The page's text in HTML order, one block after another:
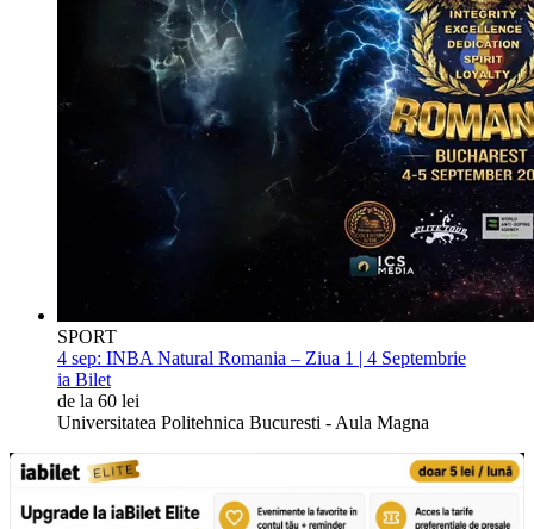
SPORT
4 sep: INBA Natural Romania – Ziua 1 | 4 Septembrie
ia Bilet
de la 60 lei
Universitatea Politehnica Bucuresti - Aula Magna